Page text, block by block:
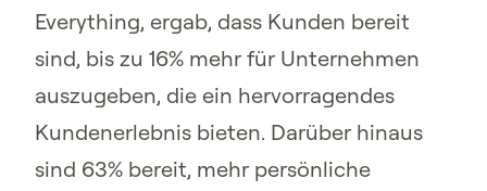
Everything, ergab, dass Kunden bereit
sind, bis zu 16% mehr für Unternehmen
auszugeben, die ein hervorragendes
Kundenerlebnis bieten. Darüber hinaus
sind 63% bereit, mehr persönliche